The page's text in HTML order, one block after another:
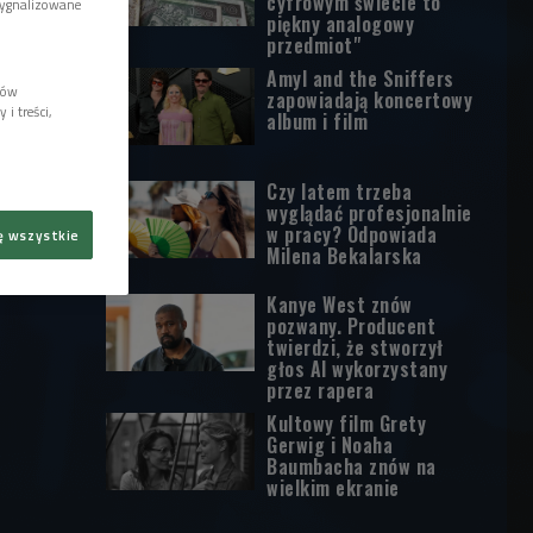
piękny analogowy
przedmiot"
Amyl and the Sniffers
zapowiadają koncertowy
album i film
Czy latem trzeba
wyglądać profesjonalnie
w pracy? Odpowiada
Milena Bekalarska
Kanye West znów
pozwany. Producent
twierdzi, że stworzył
głos AI wykorzystany
przez rapera
Kultowy film Grety
Gerwig i Noaha
Baumbacha znów na
wielkim ekranie
i treści,
wszystkie